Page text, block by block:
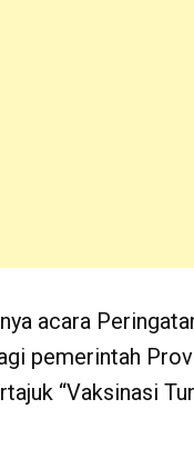
acara
pemerintah
“Vaksinasi